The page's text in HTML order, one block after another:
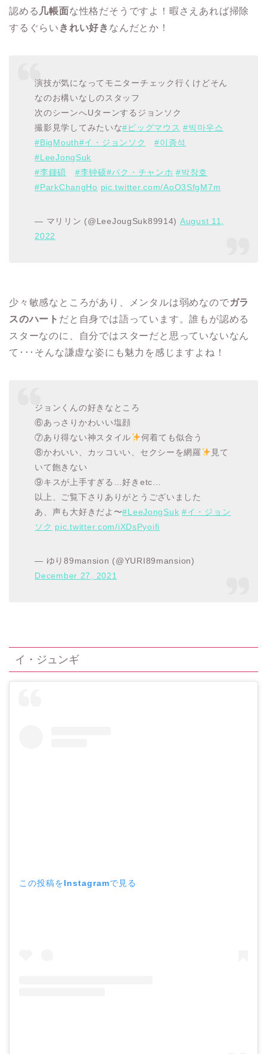
認める 几帳面な性格だそうですよ！暇さえあれば掃除
するぐらい きれい好き なんだとか！
演技が気になってモニターチェック行くけどそん
なのお構いなしのスタッフ
次のシーンへUターンするジョンソク
撮影見学してみたいな#ビッグマウス #빅마우스
#BigMouth#イ・ジョンソク
#이종석
#LeeJongSuk
#李鍾碩
#李钟硕#パク・チャンホ #박창호
#ParkChangHo pic.twitter.com/AoO3SfgM7m
— マリリン (@LeeJougSuk89914) August 11,
2022
少々敏感なところがあり、メンタルは弱めなのでガラ
スのハート だと自身では語っています。誰もが認める
スターなのに、自分ではスターだと思っていないなん
て･･･そんな謙虚な姿にも魅力を感じますよね！
ジョンくんの好きなところ
⑥あっさりかわいい塩顔
⑦あり得ない神スタイル
何着ても似合う
⑧かわいい、カッコいい、セクシーを網羅
見て
いて飽きない
⑨キスが上手すぎる…好きetc…
以上、ご覧下さりありがとうございました
あ、声も大好きだよ〜#LeeJongSuk #イ・ジョン
ソク pic.twitter.com/iXDsPyoifi
— ゆり89mansion (@YURI89mansion)
December 27, 2021
イ・ジュンギ
この投稿をInstagramで見る